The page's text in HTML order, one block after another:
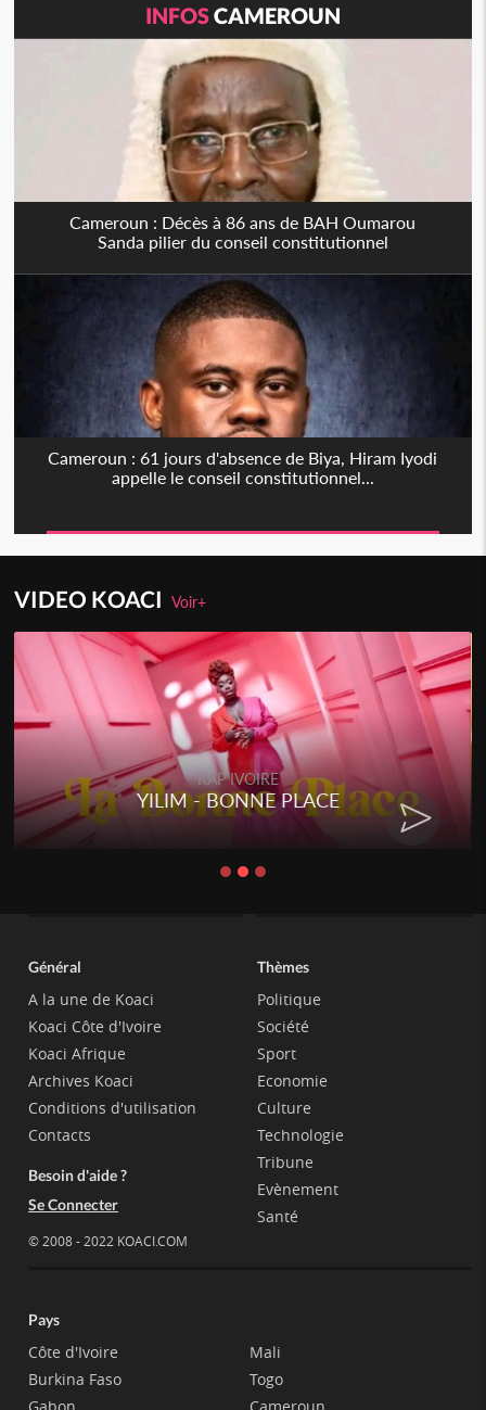
INFOSCAMEROUN
Cameroun : Décès à 86 ans de BAH Oumarou
Sanda pilier du conseil constitutionnel
Cameroun : 61 jours d'absence de Biya, Hiram Iyodi
appelle le conseil constitutionnel...
VIDEO KOACIVoir+
RAP IVOIRE
YILIM - BONNE PLACE
Général
A la une de Koaci
Koaci Côte d'Ivoire
Koaci Afrique
Archives Koaci
Conditions d'utilisation
Contacts
Besoin d'aide ?
Se Connecter
© 2008 - 2022 KOACI.COM
Thèmes
Politique
Société
Sport
Economie
Culture
Technologie
Tribune
Evènement
Santé
Pays
Côte d'Ivoire
Burkina Faso
Mali
Togo